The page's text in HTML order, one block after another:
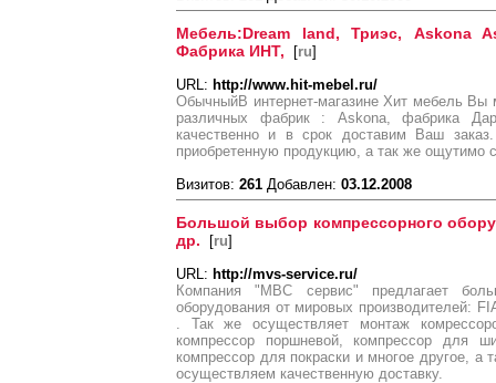
Мебель:Dream land, Триэс, Askona
Фабрика ИНТ, [ru]
URL: http://www.hit-mebel.ru/
ОбычныйВ интернет-магазине Хит мебель Вы
различных фабрик : Askona, фабрика
качественно и в срок доставим Ваш
приобретенную продукцию, а так же ощутимо
Визитов: 261 Добавлен: 03.12.2008
Большой выбор компрессорного
др. [ru]
URL: http://mvs-service.ru/
Компания "МВС сервис" предлагает
оборудования от мировых производителей:
. Так же осуществляет монтаж
компрессор поршневой, компрессор для
компрессор для покраски и многое другое, а
осуществляем качественную доставку.